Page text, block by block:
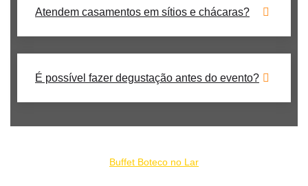
Atendem casamentos em sítios e chácaras?
É possível fazer degustação antes do evento?
Buffet Boteco no Lar